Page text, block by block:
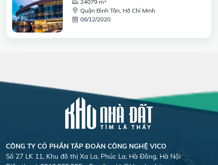
24079 m
Quận Bình Tân, Hồ Chí Minh
08/12/2020
CÔNG TY CỎ PHẦN TẬP ĐOÀN CÔNG NGHỆ VICO
Số 27 LK 11, Khu đô thị Xa La, Phúc La, Hà Đông, Hà Nội